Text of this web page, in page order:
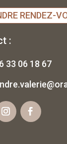
RENDEZ-
:
33 06 18 67